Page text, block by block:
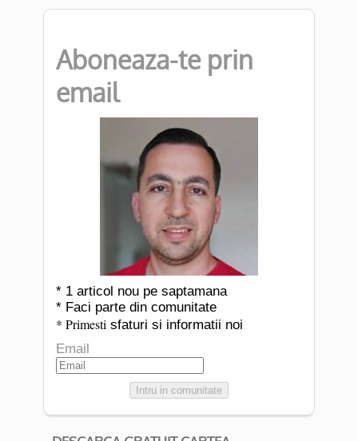
Aboneaza-te prin
email
* 1 articol nou pe saptamana
* Faci parte din comunitate
* Primesti sfaturi si informatii noi
Email
Intru in comunitate